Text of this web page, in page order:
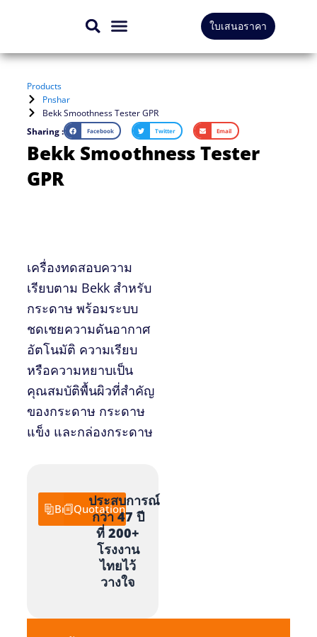
content
ใบเสนอราคา
Products
Pnshar
Bekk Smoothness Tester GPR
Sharing :
Facebook Twitter Email
Bekk Smoothness Tester
GPR
เครื่องทดสอบความ
เรียบตาม Bekk สำหรับ
กระดาษ พร้อมระบบ
ชดเชยความดันอากาศ
อัตโนมัติ ความเรียบ
หรือความหยาบเป็น
คุณสมบัติพื้นผิวที่สำคัญ
ของกระดาษ กระดาษ
แข็ง และกล่องกระดาษ
Brochure
Quotation
ประสบการณ์
กว่า 47 ปี
ที่ 200+
โรงงาน
ไทยไว้
วางใจ